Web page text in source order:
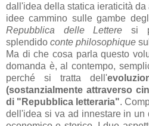
dall'idea della statica ieraticità
idee cammino sulle gambe
Repubblica delle Lettere si
splendido conte philosophique
Ma di che cosa parla questo
domanda è, al contempo,
perché si tratta dell'
(sostanzialmente attraverso
di "Repubblica letteraria".
dell'idea si va ad innestare in un